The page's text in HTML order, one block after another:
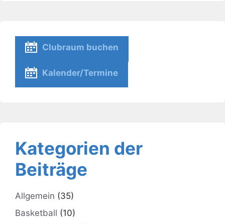
Clubraum buchen
Kalender/Termine
Kategorien der
Beiträge
Allgemein (35)
Basketball (10)